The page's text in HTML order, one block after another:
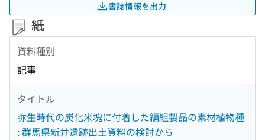
書誌情報を出力
紙
資料種別
記事
タイトル
弥生時代の炭化米塊に付着した編組製品の素材植物種
: 群馬県新井遺跡出土資料の検討から